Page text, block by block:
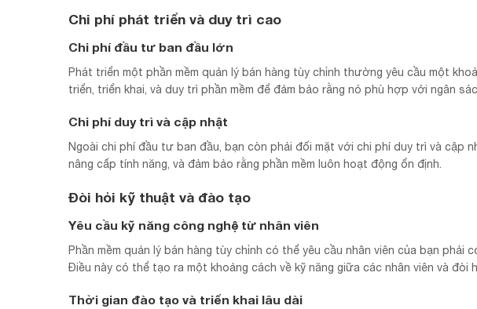
Chi phí phát triển và duy trì cao
Chi phí đầu tư ban đầu lớn
Phát triển một phần mềm quản lý bán hàng tùy chỉnh thường yêu cầu một
triển, triển khai, và duy trì phần mềm để đảm bảo rằng nó phù hợp với ngân
Chi phí duy trì và cập nhật
Ngoài chi phí đầu tư ban đầu, bạn còn phải đối mặt với chi phí duy trì và cập
nâng cấp tính năng, và đảm bảo rằng phần mềm luôn hoạt động ổn định.
Đòi hỏi kỹ thuật và đào tạo
Yêu cầu kỹ năng công nghệ từ nhân viên
Phần mềm quản lý bán hàng tùy chỉnh có thể yêu cầu nhân viên của bạn phải
Điều này có thể tạo ra một khoảng cách về kỹ năng giữa các nhân viên và đòi
Thời gian đào tạo và triển khai lâu dài